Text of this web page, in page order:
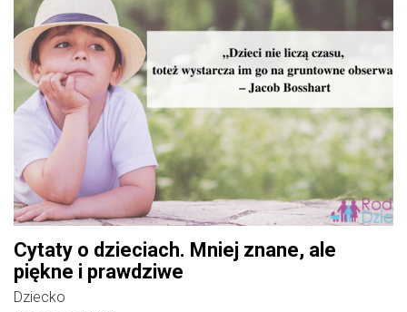
Cytaty o dzieciach. Mniej znane, ale
piękne i prawdziwe
Dziecko